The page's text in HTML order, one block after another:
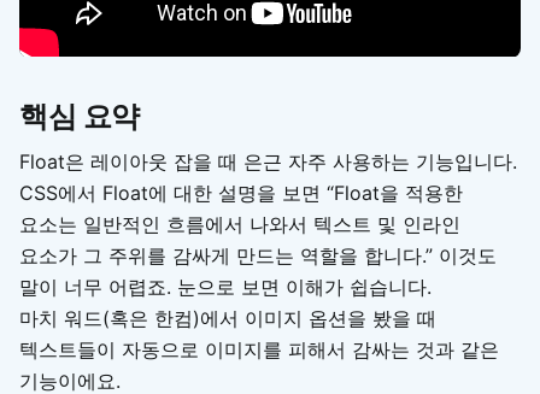
핵심 요약
Float은 레이아웃 잡을 때 은근 자주 사용하는 기능입니다.
CSS에서 Float에 대한 설명을 보면 “Float을 적용한
요소는 일반적인 흐름에서 나와서 텍스트 및 인라인
요소가 그 주위를 감싸게 만드는 역할을 합니다.” 이것도
말이 너무 어렵죠. 눈으로 보면 이해가 쉽습니다.
마치 워드(혹은 한컴)에서 이미지 옵션을 봤을 때
텍스트들이 자동으로 이미지를 피해서 감싸는 것과 같은
기능이에요.